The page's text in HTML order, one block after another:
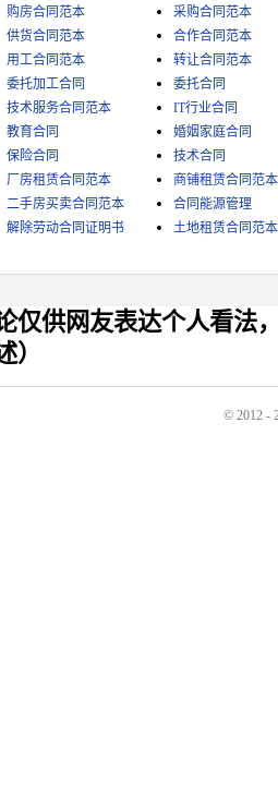
购房合同范本
采购合同范本
供货合同范本
合作合同范本
用工合同范本
转让合同范本
委托加工合同
委托合同
技术服务合同范本
IT行业合同
教育合同
婚姻家庭合同
保险合同
技术合同
厂房租赁合同范本
商铺租赁合同范本
二手房买卖合同范本
合同能源管理
解除劳动合同证明书
土地租赁合同范本
仅供网友表达个人看法
）
© 2012 -